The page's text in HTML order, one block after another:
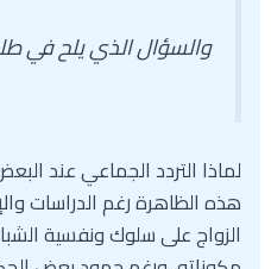
والسؤال الذي يلح في
لماذا التردد الجماعي عند
هذه الظاهرة رغم الدراسات
الزواج على سلوك ونفسية